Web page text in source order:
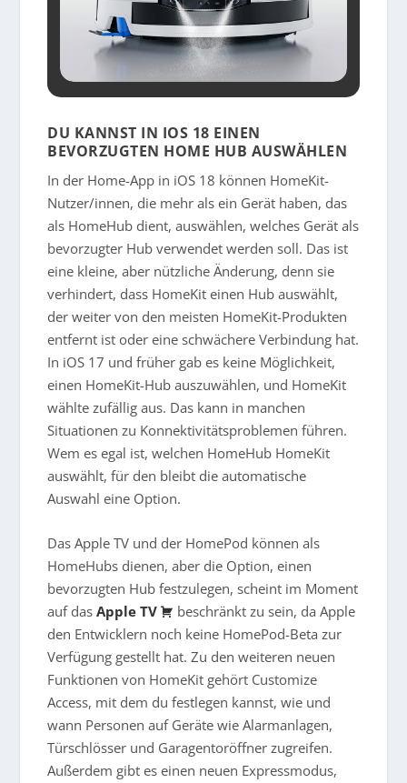
DU KANNST IN IOS 18 EINEN
BEVORZUGTEN HOME HUB AUSWÄHLEN
In der Home-App in iOS 18 können HomeKit-
Nutzer/innen, die mehr als ein Gerät haben, das
als HomeHub dient, auswählen, welches Gerät als
bevorzugter Hub verwendet werden soll. Das ist
eine kleine, aber nützliche Änderung, denn sie
verhindert, dass HomeKit einen Hub auswählt,
der weiter von den meisten HomeKit-Produkten
entfernt ist oder eine schwächere Verbindung hat.
In iOS 17 und früher gab es keine Möglichkeit,
einen HomeKit-Hub auszuwählen, und HomeKit
wählte zufällig aus. Das kann in manchen
Situationen zu Konnektivitätsproblemen führen.
Wem es egal ist, welchen HomeHub HomeKit
auswählt, für den bleibt die automatische
Auswahl eine Option.
Das Apple TV und der HomePod können als
HomeHubs dienen, aber die Option, einen
bevorzugten Hub festzulegen, scheint im Moment
auf dasApple TV
beschränkt zu sein, da Apple
den Entwicklern noch keine HomePod-Beta zur
Verfügung gestellt hat. Zu den weiteren neuen
Funktionen von HomeKit gehört Customize
Access, mit dem du festlegen kannst, wie und
wann Personen auf Geräte wie Alarmanlagen,
Türschlösser und Garagentoröffner zugreifen.
Außerdem gibt es einen neuen Expressmodus,